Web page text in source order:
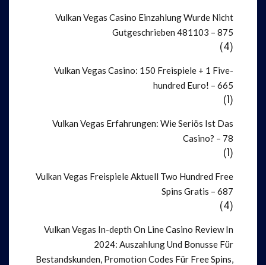
Vulkan Vegas Casino Einzahlung Wurde Nicht
Gutgeschrieben 481103 – 875
(4)
Vulkan Vegas Casino: 150 Freispiele + 1 Five-
hundred Euro! – 665
(1)
Vulkan Vegas Erfahrungen: Wie Seriös Ist Das
Casino? – 78
(1)
Vulkan Vegas Freispiele Aktuell Two Hundred Free
Spins Gratis – 687
(4)
Vulkan Vegas In-depth On Line Casino Review In
2024: Auszahlung Und Bonusse Für
Bestandskunden, Promotion Codes Für Free Spins,